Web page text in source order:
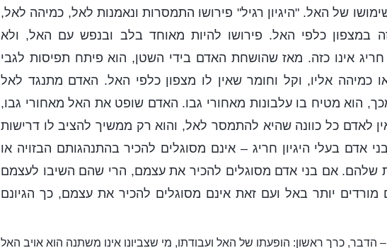
של האל. "היגיון רגיל" פירושו התמסרות ונאמנות לאל, כמיהה לאל,
במצפון כלפי האל. פירושו להיות מאוחד בלב ובנפש עם האל, ולא
חריג אינו כזה. מאז שהושחת האדם בידי השטן, הוא פיתח תפיסות לגבי
כמיהה אליו, וקל וחומר שאין לו מצפון כלפי האל. האדם מתנגד לאל
הוא מטיח בו עלבונות מאחורי גבו. האדם שופט את האל מאחורי גבו,
לאדם כל כוונה שהיא להתמסר לאל, והוא רק ממשיך להציב לו דרישות
אדם בעלי היגיון חריג – אינם מסוגלים להכיר בהתנהגותם הבזויה או
שלהם. אם בני אדם מסוגלים להכיר את עצמם, הרי שהם השיבו לעצמם
יותר באל ועם זאת אינם מסוגלים להכיר את עצמם, כך הגיונם
– הדבר, כרך ראשון: הופעתו של האל ועבודתו, מי שצביונו אינו משתנה הוא אויב האל